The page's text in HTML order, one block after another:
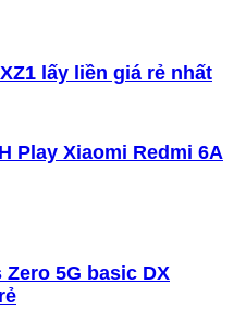
lấy liền giá rẻ nhất
Play Xiaomi Redmi 6A
5G basic DX